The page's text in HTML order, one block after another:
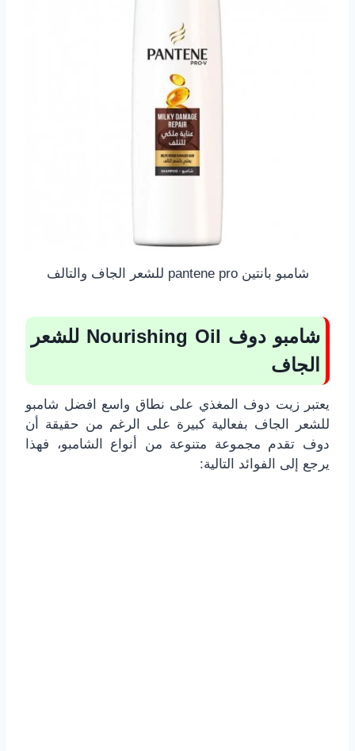
شامبو بانتين pantene pro للشعر الجاف والتالف
شامبو دوف Nourishing Oil للشعر
الجاف
يعتبر زيت دوف المغذي على نطاق واسع افضل شامبو
للشعر الجاف بفعالية كبيرة على الرغم من حقيقة أن
دوف تقدم مجموعة متنوعة من أنواع الشامبو، فهذا
يرجع إلى الفوائد التالية: